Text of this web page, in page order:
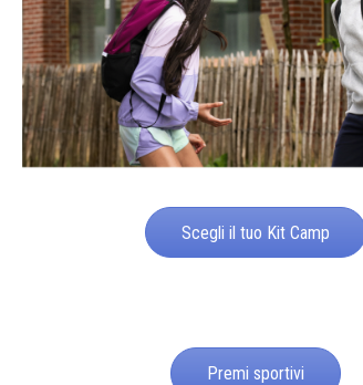
Scegli il tuo Kit Camp
Premi sportivi